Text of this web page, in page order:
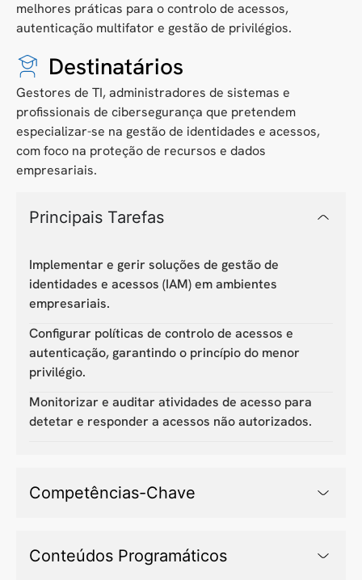
melhores práticas para o controlo de acessos,
autenticação multifator e gestão de privilégios.
Destinatários
Gestores de TI, administradores de sistemas e
profissionais de cibersegurança que pretendem
especializar-se na gestão de identidades e acessos,
com foco na proteção de recursos e dados
empresariais.
Principais Tarefas
Implementar e gerir soluções de gestão de
identidades e acessos (IAM) em ambientes
empresariais.
Configurar políticas de controlo de acessos e
autenticação, garantindo o princípio do menor
privilégio.
Monitorizar e auditar atividades de acesso para
detetar e responder a acessos não autorizados.
Competências-Chave
Conteúdos Programáticos